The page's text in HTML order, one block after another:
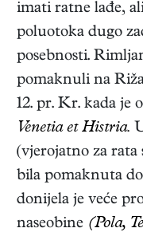
imati ratne lađe,
poluotoka dugo
posebnosti.
pomaknuli na
12. pr. Kr. kada je
Venetia et Histria.
(vjerojatno za
bila pomaknuta
donijela je veće
naseobine (Pola,